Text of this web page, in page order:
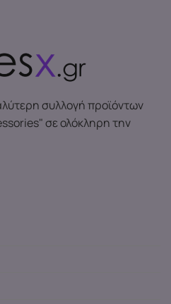
συλλογή προϊόντων
σε ολόκληρη την